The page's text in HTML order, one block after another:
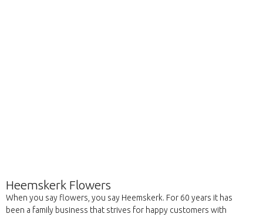
Heemskerk Flowers
When you say flowers, you say Heemskerk. For 60 years it has
been a family business that strives for happy customers with